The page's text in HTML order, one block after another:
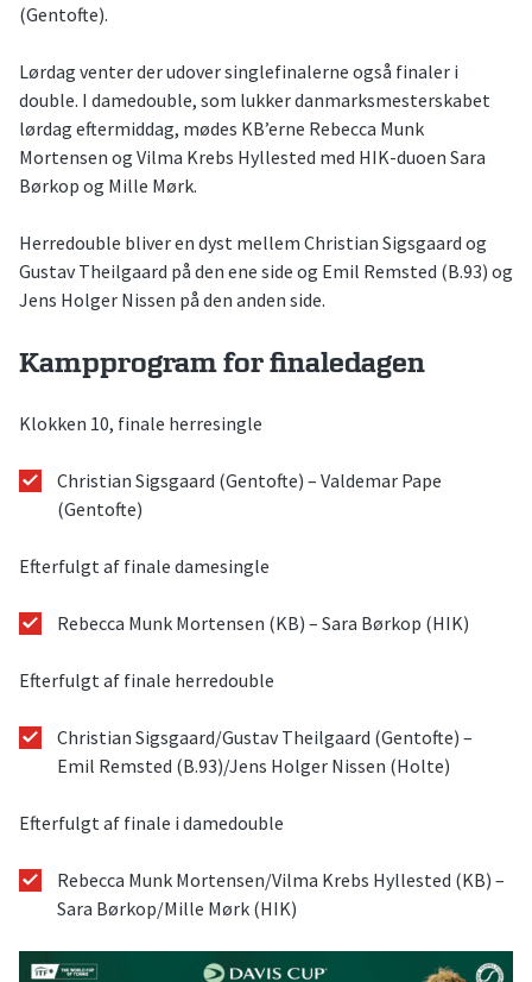
(Gentofte).
Lørdag venter der udover singlefinalerne også finaler i
double. I damedouble, som lukker danmarksmesterskabet
lørdag eftermiddag, mødes KB’erne Rebecca Munk
Mortensen og Vilma Krebs Hyllested med HIK-duoen Sara
Børkop og Mille Mørk.
Herredouble bliver en dyst mellem Christian Sigsgaard og
Gustav Theilgaard på den ene side og Emil Remsted (B.93) og
Jens Holger Nissen på den anden side.
Kampprogram for finaledagen
Klokken 10, finale herresingle
Christian Sigsgaard (Gentofte) – Valdemar Pape
(Gentofte)
Efterfulgt af finale damesingle
Rebecca Munk Mortensen (KB) – Sara Børkop (HIK)
Efterfulgt af finale herredouble
Christian Sigsgaard/Gustav Theilgaard (Gentofte) –
Emil Remsted (B.93)/Jens Holger Nissen (Holte)
Efterfulgt af finale i damedouble
Rebecca Munk Mortensen/Vilma Krebs Hyllested (KB) –
Sara Børkop/Mille Mørk (HIK)